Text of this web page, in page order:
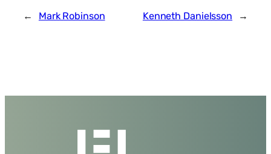
← Mark Robinson Kenneth Danielsson →